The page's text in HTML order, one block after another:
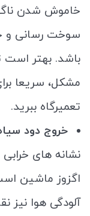
خاموش شدن
سوخت رسانی و
باشد. بهتر است
مشکل، سریعا
تعمیرگاه ببرید.
خروج دود
نشانه های
اگزوز ماشین
آلودگی هوا نیز